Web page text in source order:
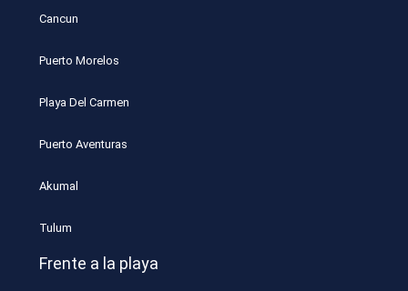
Cancun
Puerto Morelos
Playa Del Carmen
Puerto Aventuras
Akumal
Tulum
Frente a la playa